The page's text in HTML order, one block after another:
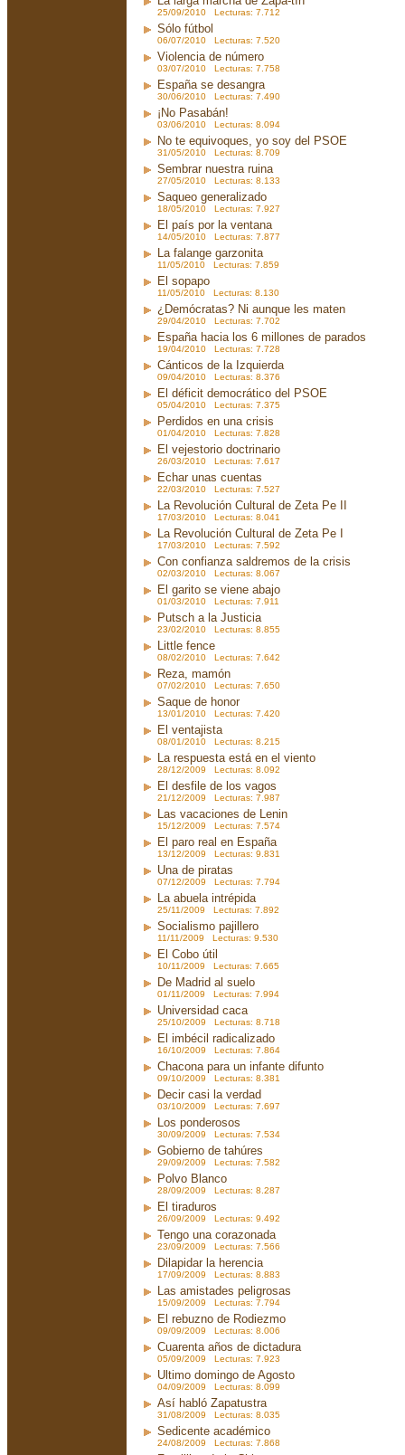
25/09/2010 Lecturas: 7.712
Sólo fútbol
06/07/2010 Lecturas: 7.520
Violencia de número
03/07/2010 Lecturas: 7.758
España se desangra
30/06/2010 Lecturas: 7.490
¡No Pasabán!
03/06/2010 Lecturas: 8.094
No te equivoques, yo soy del PSOE
31/05/2010 Lecturas: 8.709
Sembrar nuestra ruina
27/05/2010 Lecturas: 8.133
Saqueo generalizado
18/05/2010 Lecturas: 7.927
El país por la ventana
14/05/2010 Lecturas: 7.877
La falange garzonita
11/05/2010 Lecturas: 7.859
El sopapo
11/05/2010 Lecturas: 8.130
¿Demócratas? Ni aunque les maten
29/04/2010 Lecturas: 7.702
España hacia los 6 millones de parados
19/04/2010 Lecturas: 7.728
Cánticos de la Izquierda
09/04/2010 Lecturas: 8.376
El déficit democrático del PSOE
05/04/2010 Lecturas: 7.375
Perdidos en una crisis
01/04/2010 Lecturas: 7.828
El vejestorio doctrinario
26/03/2010 Lecturas: 7.617
Echar unas cuentas
22/03/2010 Lecturas: 7.527
La Revolución Cultural de Zeta Pe II
17/03/2010 Lecturas: 8.041
La Revolución Cultural de Zeta Pe I
17/03/2010 Lecturas: 7.592
Con confianza saldremos de la crisis
02/03/2010 Lecturas: 8.067
El garito se viene abajo
01/03/2010 Lecturas: 7.911
Putsch a la Justicia
23/02/2010 Lecturas: 8.855
Little fence
08/02/2010 Lecturas: 7.642
Reza, mamón
07/02/2010 Lecturas: 7.650
Saque de honor
13/01/2010 Lecturas: 7.420
El ventajista
08/01/2010 Lecturas: 8.215
La respuesta está en el viento
28/12/2009 Lecturas: 8.092
El desfile de los vagos
21/12/2009 Lecturas: 7.987
Las vacaciones de Lenin
15/12/2009 Lecturas: 7.574
El paro real en España
13/12/2009 Lecturas: 9.831
Una de piratas
07/12/2009 Lecturas: 7.794
La abuela intrépida
25/11/2009 Lecturas: 7.892
Socialismo pajillero
11/11/2009 Lecturas: 9.530
El Cobo útil
10/11/2009 Lecturas: 7.665
De Madrid al suelo
01/11/2009 Lecturas: 7.994
Universidad caca
25/10/2009 Lecturas: 8.718
El imbécil radicalizado
16/10/2009 Lecturas: 7.864
Chacona para un infante difunto
09/10/2009 Lecturas: 8.381
Decir casi la verdad
03/10/2009 Lecturas: 7.697
Los ponderosos
30/09/2009 Lecturas: 7.534
Gobierno de tahúres
29/09/2009 Lecturas: 7.582
Polvo Blanco
28/09/2009 Lecturas: 8.287
El tiraduros
26/09/2009 Lecturas: 9.492
Tengo una corazonada
23/09/2009 Lecturas: 7.566
Dilapidar la herencia
17/09/2009 Lecturas: 8.883
Las amistades peligrosas
15/09/2009 Lecturas: 7.794
El rebuzno de Rodiezmo
09/09/2009 Lecturas: 8.006
Cuarenta años de dictadura
05/09/2009 Lecturas: 7.923
Ultimo domingo de Agosto
04/09/2009 Lecturas: 8.099
Así habló Zapatustra
31/08/2009 Lecturas: 8.035
Sedicente académico
24/08/2009 Lecturas: 7.868